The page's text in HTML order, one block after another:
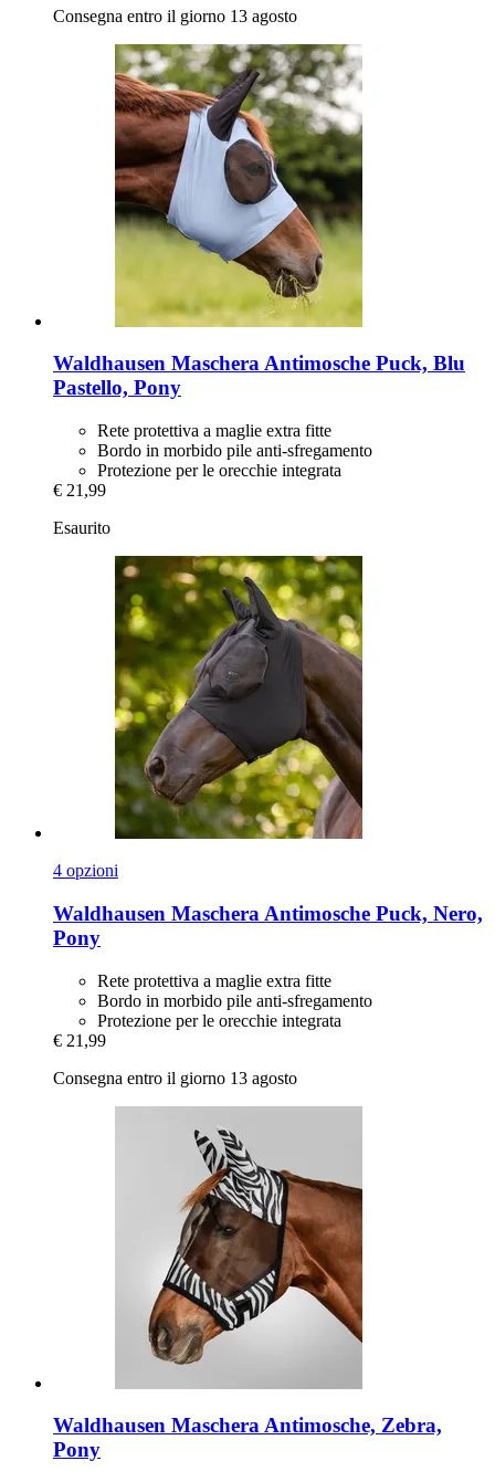
Consegna entro il giorno 13 agosto
Waldhausen Maschera Antimosche Puck, Blu
Pastello, Pony
Rete protettiva a maglie extra fitte
Bordo in morbido pile anti-sfregamento
Protezione per le orecchie integrata
€ 21,99
Esaurito
4 opzioni
Waldhausen Maschera Antimosche Puck, Nero,
Pony
Rete protettiva a maglie extra fitte
Bordo in morbido pile anti-sfregamento
Protezione per le orecchie integrata
€ 21,99
Consegna entro il giorno 13 agosto
Waldhausen Maschera Antimosche, Zebra,
Pony